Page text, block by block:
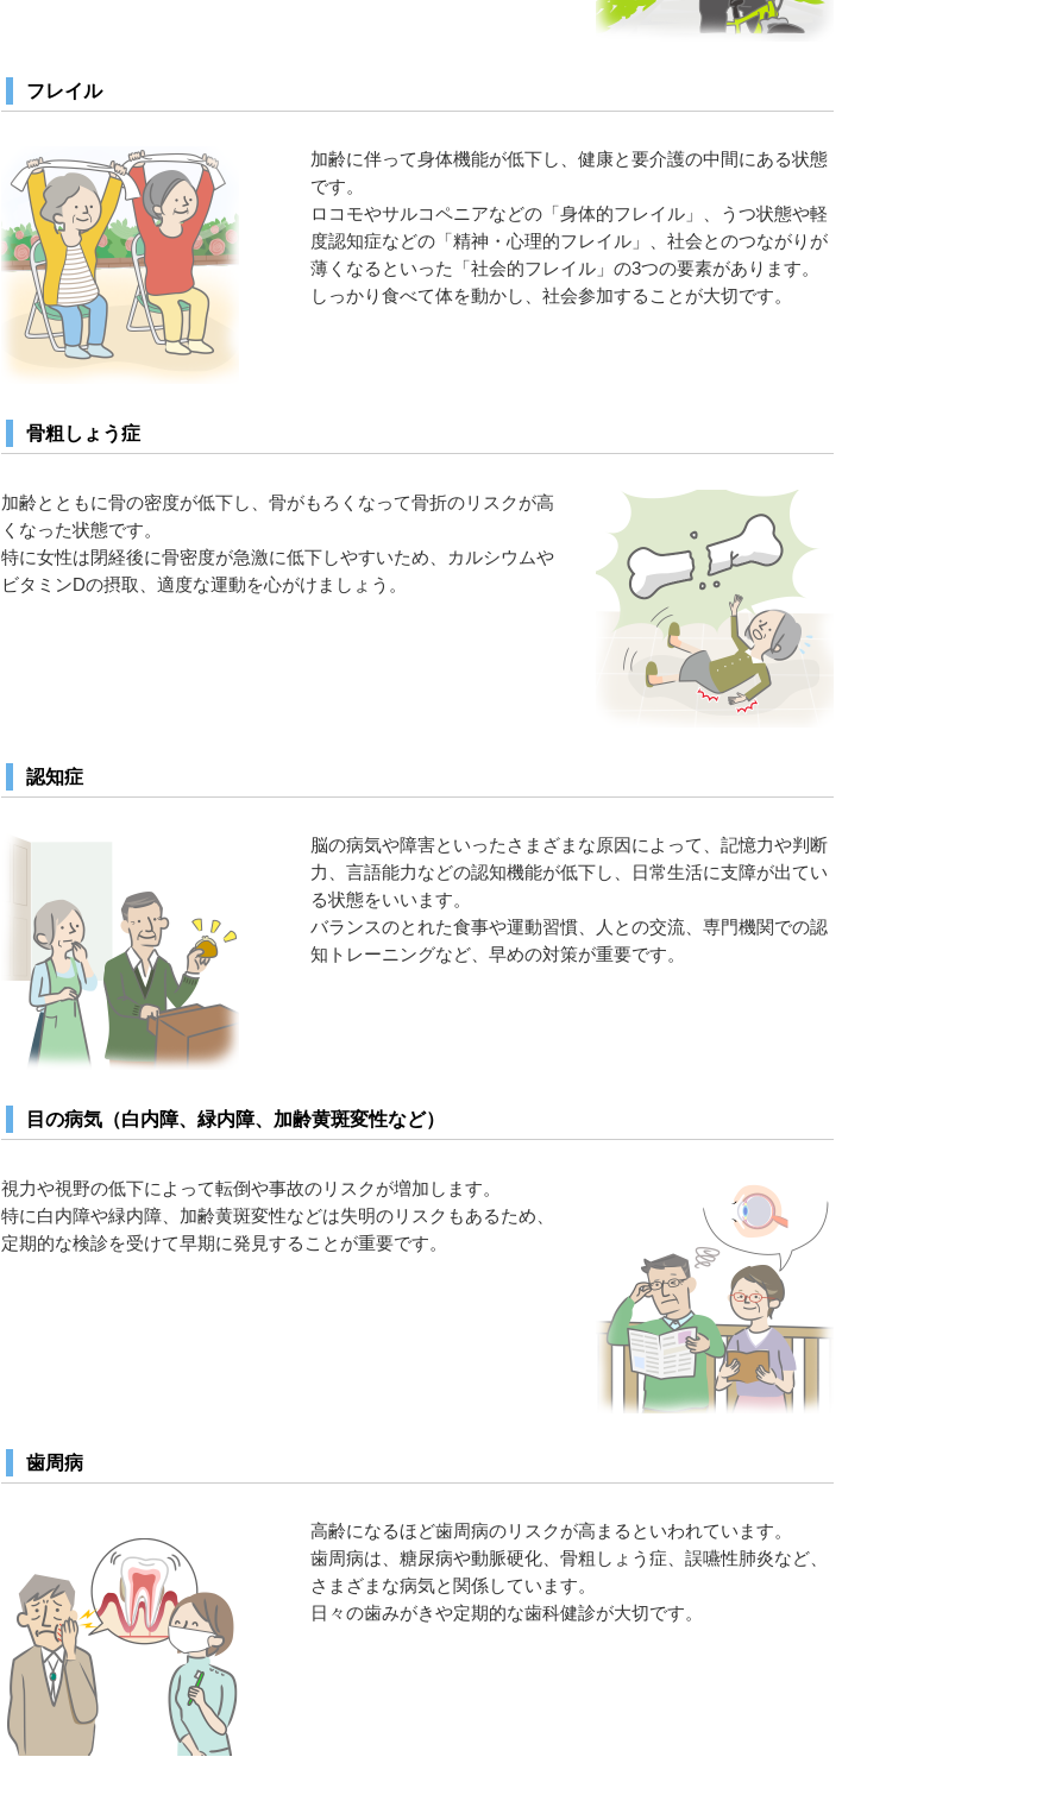
フレイル
加齢に伴って身体機能が低下し、健康と要介護の中間にある状態
です。
ロコモやサルコペニアなどの「身体的フレイル」、うつ状態や軽
度認知症などの「精神・心理的フレイル」、社会とのつながりが
薄くなるといった「社会的フレイル」の3つの要素があります。
しっかり食べて体を動かし、社会参加することが大切です。
骨粗しょう症
加齢とともに骨の密度が低下し、骨がもろくなって骨折のリスクが高
くなった状態です。
特に女性は閉経後に骨密度が急激に低下しやすいため、カルシウムや
ビタミンDの摂取、適度な運動を心がけましょう。
認知症
脳の病気や障害といったさまざまな原因によって、記憶力や判断
力、言語能力などの認知機能が低下し、日常生活に支障が出てい
る状態をいいます。
バランスのとれた食事や運動習慣、人との交流、専門機関での認
知トレーニングなど、早めの対策が重要です。
目の病気（白内障、緑内障、加齢黄斑変性など）
視力や視野の低下によって転倒や事故のリスクが増加します。
特に白内障や緑内障、加齢黄斑変性などは失明のリスクもあるため、
定期的な検診を受けて早期に発見することが重要です。
歯周病
高齢になるほど歯周病のリスクが高まるといわれています。
歯周病は、糖尿病や動脈硬化、骨粗しょう症、誤嚥性肺炎など、
さまざまな病気と関係しています。
日々の歯みがきや定期的な歯科健診が大切です。